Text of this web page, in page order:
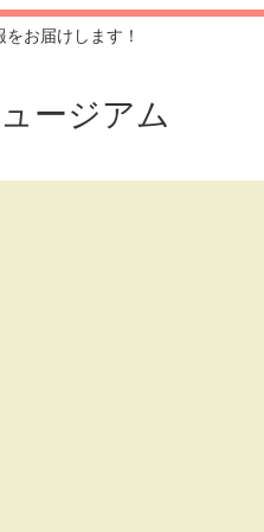
お届けします！
ージアム